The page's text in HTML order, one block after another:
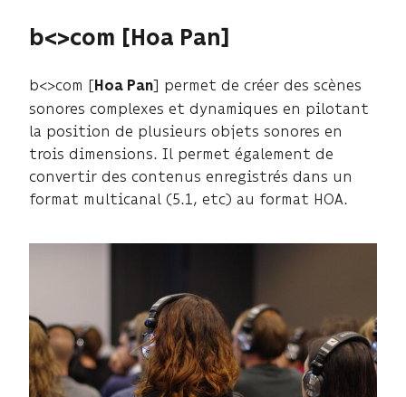
b<>com [Hoa Pan]
b<>com [ Hoa Pan] permet de créer des scènes
sonores complexes et dynamiques en pilotant
la position de plusieurs objets sonores en
trois dimensions. Il permet également de
convertir des contenus enregistrés dans un
format multicanal (5.1, etc) au format HOA.